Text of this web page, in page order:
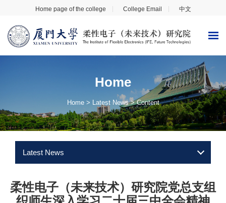
Home page of the college College Email 中文
Home
Home> Latest News> Content
Latest News
柔性电子（未来技术）研究院党总支组